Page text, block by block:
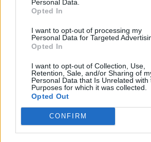
Personal Data.
Opted In
I want to opt-out of processing my
Personal Data for Targeted
Opted In
I want to opt-out of Collection, Use,
Retention, Sale, and/or Sharing of
Personal Data that Is Unrelated with
Purposes for which it was collected.
Opted Out
CONFIRM
ΔΕΙΤΕ ΕΠΙΣΗΣ
ΣΤΗΝ ΙΔΙΑ ΚΑΤΗΓΟΡΙΑ
ΗΠΑ: 15χρονος